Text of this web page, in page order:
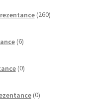
260izdelkov
6izdelkov
0izdelkov
0izdelkov